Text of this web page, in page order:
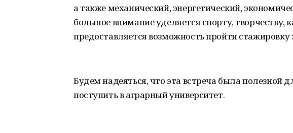
а также механический, энергетический,
большое внимание уделяется спорту, творчеству,
предоставляется возможность пройти стажировку
Будем надеяться, что эта встреча была полезной
поступить в аграрный университет.